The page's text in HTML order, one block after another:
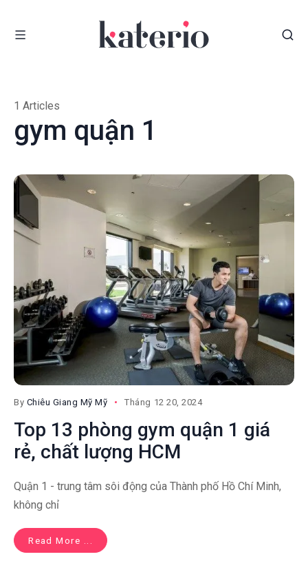
gym quận 1
1 Articles
By Chiêu Giang Mỹ Mỹ Tháng 12 20, 2024
Top 13 phòng gym quận 1 giá
rẻ, chất lượng HCM
Quận 1 - trung tâm sôi động của Thành phố Hồ Chí Minh,
không chỉ
Read More ...